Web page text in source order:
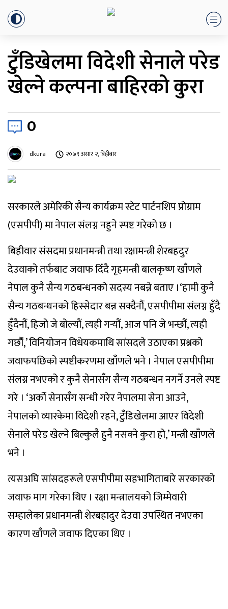
टुँडिखेलमा विदेशी सेनाले परेड
खेल्ने कल्पना बाहिरको कुरा
0
dkura २०७९ असार २, बिहीबार
सरकारले अमेरिकी सैन्य कार्यक्रम स्टेट पार्टनशिप प्रोग्राम
(एसपीपी) मा नेपाल संलग्न नहुने स्पष्ट गरेको छ ।
बिहीवार संसदमा प्रधानमन्त्री तथा रक्षामन्त्री शेरबहदुर
देउवाको तर्फबाट जवाफ दिँदै गृहमन्त्री बालकृष्ण खाँणले
नेपाल कुनै सैन्य गठबन्धनको सदस्य नबन्ने बताए ।‘हामी कुनै
सैन्य गठबन्धनको हिस्सेदार बन्न सक्दैनौं, एसपीपीमा संलग्न हुँदै
हुँदैनौं, हिजो जे बोल्यौं, त्यही गर्‍यौं, आज पनि जे भन्छौं, त्यही
गर्छाैं,’ विनियोजन विधेयकमाथि सांसदले उठाएका प्रश्नको
जवाफपछिको स्पष्टीकरणमा खाँणले भने । नेपाल एसपीपीमा
संलग्न नभएको र कुनै सेनासँग सैन्य गठबन्धन नगर्ने उनले स्पष्ट
गरे । ‘अर्को सेनासँग सन्धी गरेर नेपालमा सेना आउने,
नेपालको व्यारकेमा विदेशी रहने, टुँडिखेलमा आएर विदेशी
सेनाले परेड खेल्ने बिल्कुलै हुनै नसक्ने कुरा हो,’ मन्त्री खाँणले
भने ।
त्यसअघि सांसदहरूले एसपीपीमा सहभागिताबारे सरकारको
जवाफ माग गरेका थिए । रक्षा मन्त्रालयको जिम्मेवारी
सम्हालेका प्रधानमन्त्री शेरबहादुर देउवा उपस्थित नभएका
कारण खाँणले जवाफ दिएका थिए ।